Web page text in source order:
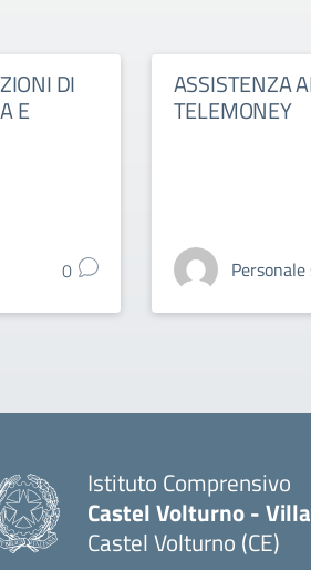
DI
E
0
ASSISTENZA
TELEMONEY
Istituto Comprensivo
Castel Volturno -
Castel Volturno (CE)